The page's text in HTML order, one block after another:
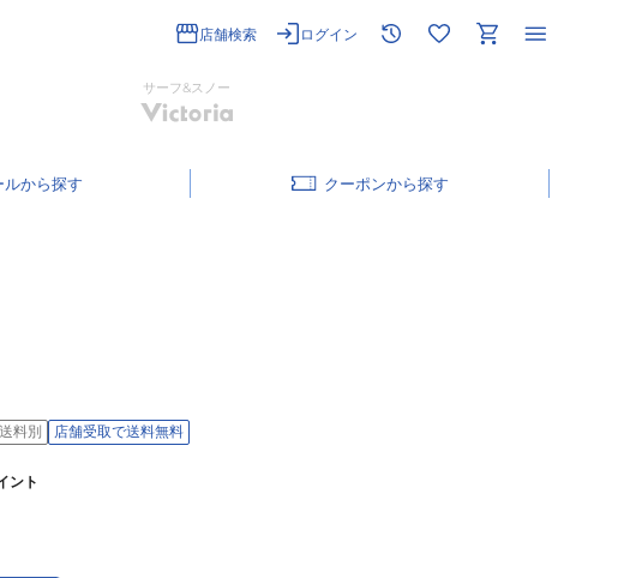
店舗検索 ログイン
サーフ&スノー
ル クーポン
送料別 店舗受取で送料無料
ント